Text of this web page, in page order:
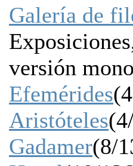
Galería de
versión
Efemérides
Aristóteles
Gadamer(8/